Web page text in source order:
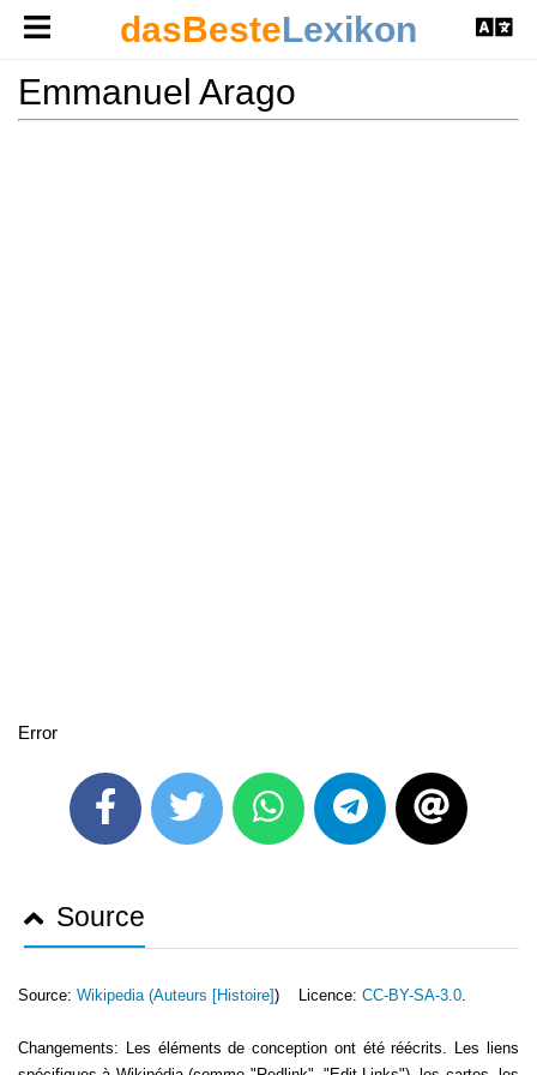
dasBesteLexikon
Emmanuel Arago
Error
Source
Source: Wikipedia (Auteurs [Histoire]) Licence: CC-BY-SA-3.0.
Changements: Les éléments de conception ont été réécrits. Les liens